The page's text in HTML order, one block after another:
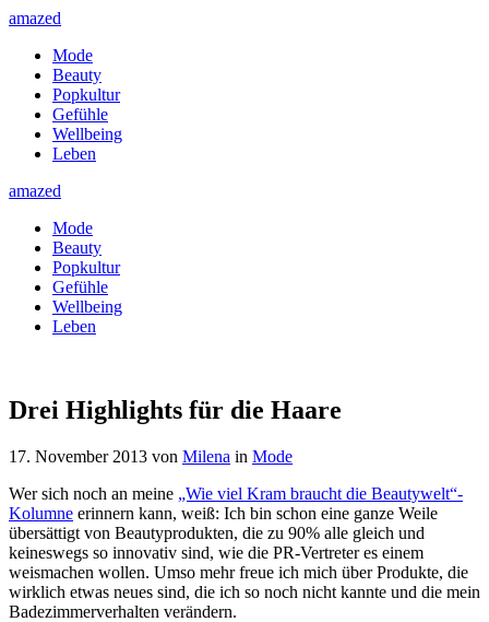
amazed
Mode
Beauty
Popkultur
Gefühle
Wellbeing
Leben
amazed
Mode
Beauty
Popkultur
Gefühle
Wellbeing
Leben
Drei Highlights für die Haare
17. November 2013 von Milena in Mode
Wer sich noch an meine „Wie viel Kram braucht die Beautywelt“-
Kolumne erinnern kann, weiß: Ich bin schon eine ganze Weile
übersättigt von Beautyprodukten, die zu 90% alle gleich und
keineswegs so innovativ sind, wie die PR-Vertreter es einem
weismachen wollen. Umso mehr freue ich mich über Produkte, die
wirklich etwas neues sind, die ich so noch nicht kannte und die mein
Badezimmerverhalten verändern.